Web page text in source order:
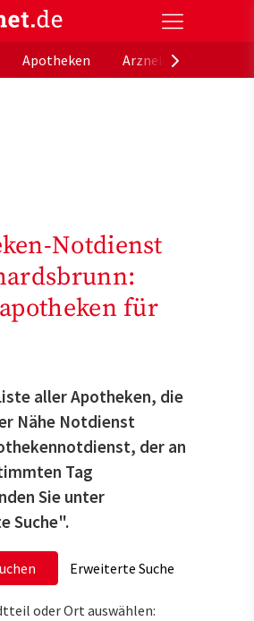
offizielle Gesundheitsportal der
Apotheken
Notdienst
für
aller Apotheken, die
Nähe Notdienst
der an
Tag
Sie unter
Suche".
Erweiterte Suche
oder Ort auswählen: